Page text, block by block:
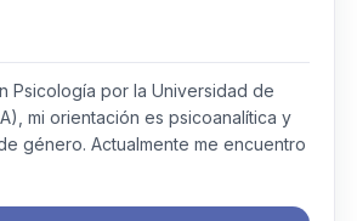
Psicología por la Universidad de
mi orientación es psicoanalítica y
género. Actualmente me encuentro